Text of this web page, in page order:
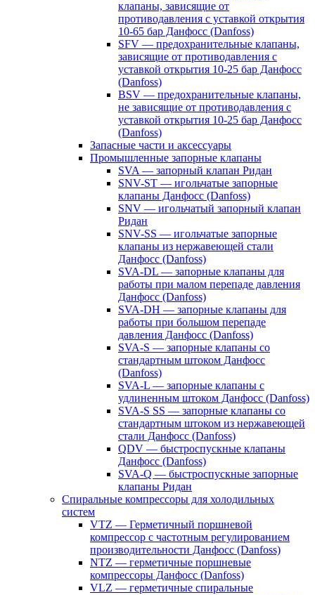
клапаны, зависящие от
противодавления с уставкой открытия
10-65 бар Данфосс (Danfoss)
SFV — предохранительные клапаны,
зависящие от противодавления с
уставкой открытия 10-25 бар Данфосс
(Danfoss)
BSV — предохранительные клапаны,
не зависящие от противодавления с
уставкой открытия 10-25 бар Данфосс
(Danfoss)
Запасные части и аксессуары
Промышленные запорные клапаны
SVA — запорный клапан Ридан
SNV-ST — игольчатые запорные
клапаны Данфосс (Danfoss)
SNV — игольчатый запорный клапан
Ридан
SNV-SS — игольчатые запорные
клапаны из нержавеющей стали
Данфосс (Danfoss)
SVA-DL — запорные клапаны для
работы при малом перепаде давления
Данфосс (Danfoss)
SVA-DH — запорные клапаны для
работы при большом перепаде
давления Данфосс (Danfoss)
SVA-S — запорные клапаны со
стандартным штоком Данфосс
(Danfoss)
SVA-L — запорные клапаны с
удлиненным штоком Данфосс (Danfoss)
SVA-S SS — запорные клапаны со
стандартным штоком из нержавеющей
стали Данфосс (Danfoss)
QDV — быстроспускные клапаны
Данфосс (Danfoss)
SVA-Q — быстроспускные запорные
клапаны Ридан
Спиральные компрессоры для холодильных
систем
VTZ — Герметичный поршневой
компрессор с частотным регулированием
производительности Данфосс (Danfoss)
NTZ — герметичные поршневые
компрессоры Данфосс (Danfoss)
VLZ — герметичные спиральные